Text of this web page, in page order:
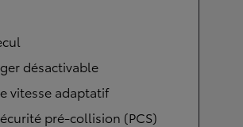
désactivable
vitesse adaptatif
pré-collision (PCS)